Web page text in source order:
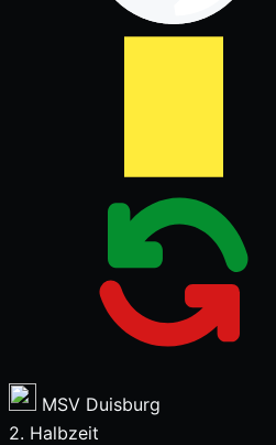
MSV Duisburg
2. Halbzeit